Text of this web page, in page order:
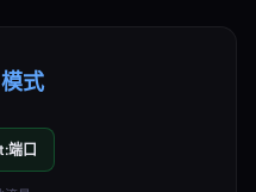
式
端口